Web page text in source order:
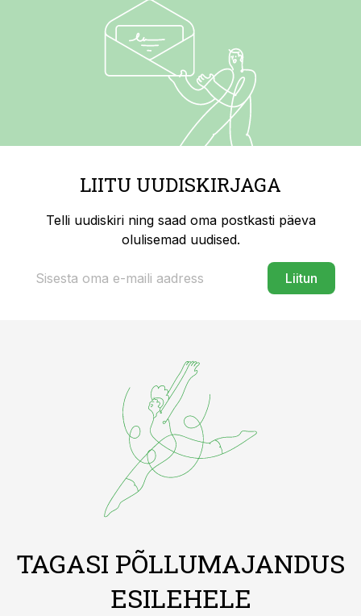
LIITU UUDISKIRJAGA
Telli uudiskiri ning saad oma postkasti päeva
olulisemad uudised.
Liitun
TAGASI PÕLLUMAJANDUS
ESILEHELE